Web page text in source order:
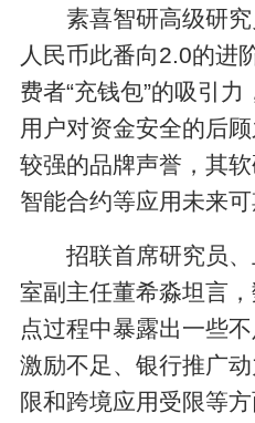
素喜智研高级研
人民币此番向2.0的进
费者“充钱包”的吸引
用户对资金安全的后
较强的品牌声誉，其软
智能合约等应用未来可
招联首席研究员
室副主任董希淼坦言
点过程中暴露出一些
激励不足、银行推广
限和跨境应用受限等